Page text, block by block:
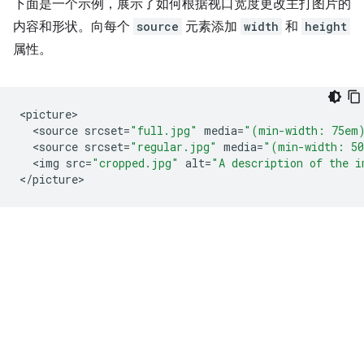
下面是一个示例，展示了如何根据视口宽度更改主打图片的
内容和形状。向每个 source 元素添加 width 和 height
属性。
<picture
<source srcset="full.jpg" media="(min-width:
<source srcset="regular.jpg" media="(min-width:
<img src="cropped.jpg" alt="A description of the
</picture